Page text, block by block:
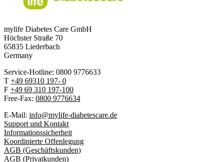
mylife Diabetes Care GmbH
Höchster Straße 70
65835 Liederbach
Germany
Service-Hotline: 0800 9776633
T +49 69310 197- 0
F +49 69 310 197-100
Free-Fax: 0800 9776634
E-Mail: info@mylife-diabetescare.de
Support und Kontakt
Informationssicherheit
Koordinierte Offenlegung
AGB (Geschäftskunden)
AGB (Privatkunden)